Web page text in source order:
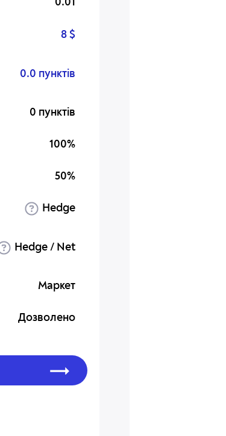
0.01
8 $
0.0 пунктів
0 пунктів
100%
50%
Hedge
Hedge / Net
Маркет
Дозволено